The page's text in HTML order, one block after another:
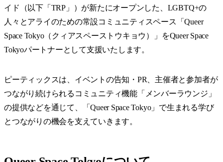
イド（以下「TRP」）が新たにオープンした、LGBTQ+の
人々とアライのための常設コミュニティスペース「Queer
Space Tokyo（クィアスペーストウキョウ）」をQueer Space
Tokyoパートナーとして支援いたします。
ピーティックスは、イベントの告知・PR、主催者と参加者が
つながり続けられるコミュニティ機能「メンバーラウンジ」
の提供などを通じて、「Queer Space Tokyo」で生まれる学び
とつながりの機会を支えていきます。